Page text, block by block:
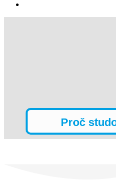
Proč